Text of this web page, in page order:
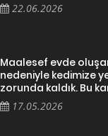
22.06.2026
Maalesef evde
nedeniyle kedimize
zorunda kaldık. Bu
17.05.2026